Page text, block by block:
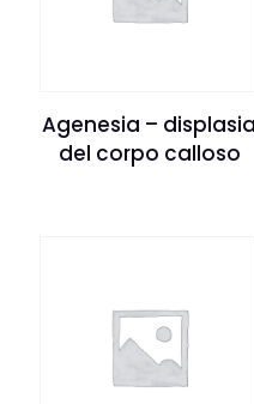
Agenesia – displasia
del corpo calloso